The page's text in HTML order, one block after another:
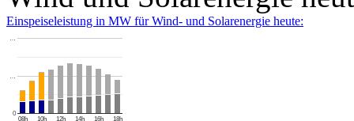
Einspeiseleistung in MW für Wind- und Solarenergie heute:
08h 10h 12h 14h 16h 18h
0
…
…